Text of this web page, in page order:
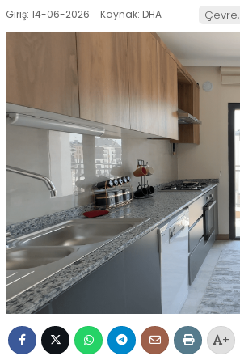
Giriş: 14-06-2026 Kaynak: DHA
+